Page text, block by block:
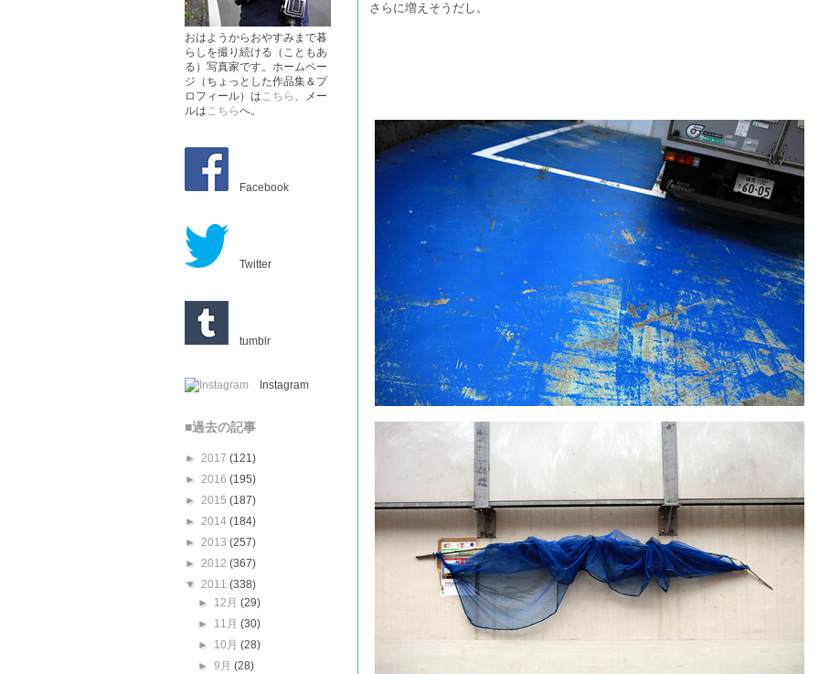
さらに増えそうだし。
おはようからおやすみまで暮
らしを撮り続ける（こともあ
る）写真家です。ホームペー
ジ（ちょっとした作品集＆プ
ロフィール）はこちら 、メー
ルはこちらへ。
Facebook
Twitter
tumblr
Instagram
■過去の記事
► 2017 (121)
► 2016 (195)
► 2015 (187)
► 2014 (184)
► 2013 (257)
► 2012 (367)
▼ 2011 (338)
► 12月(29)
► 11月(30)
► 10月(28)
►9月(28)